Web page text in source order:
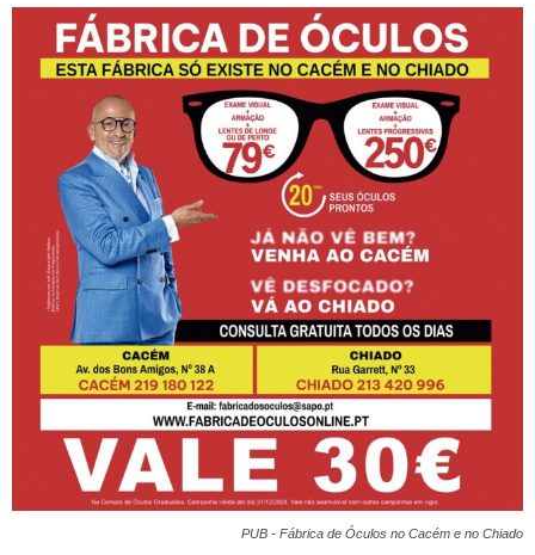
PUB - Fábrica de Óculos no Cacém e no Chiado